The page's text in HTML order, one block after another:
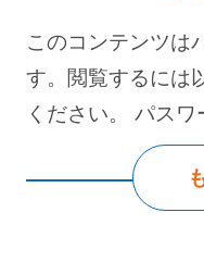
このコンテンツは
す。閲覧するには
ください。 パスワ